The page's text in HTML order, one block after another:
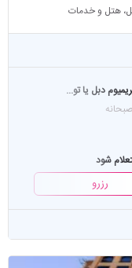
هتل و خدمات
دبل یا تو...
صبحانه
شود
رزرو